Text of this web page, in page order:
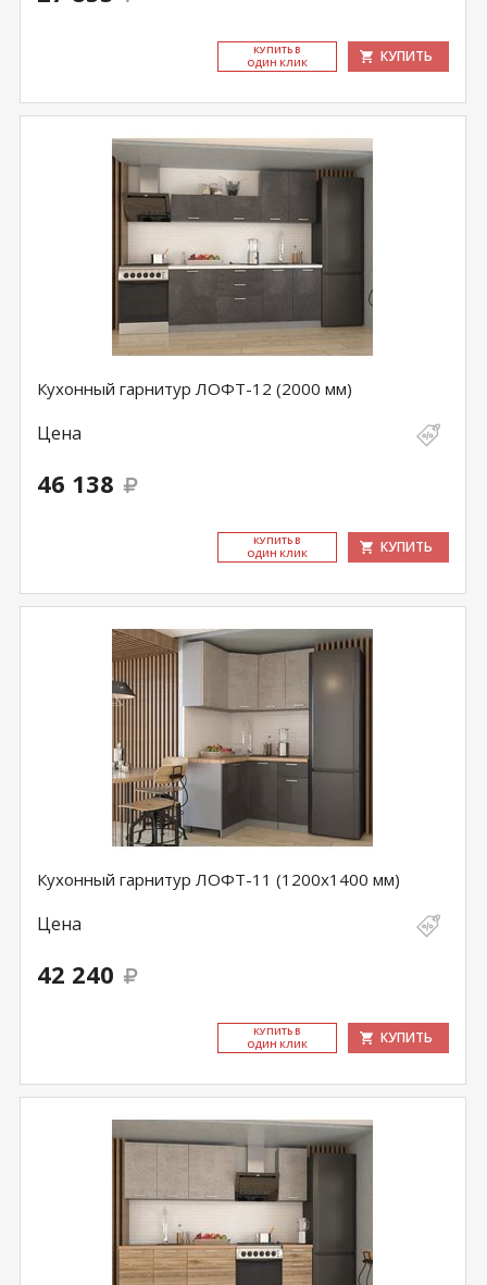
КУ­ПИТЬ В
ОДИН КЛИК
КУПИТЬ
Кухонный гарнитур ЛОФТ-12 (2000 мм)
Цена
46 138
КУ­ПИТЬ В
ОДИН КЛИК
КУПИТЬ
Кухонный гарнитур ЛОФТ-11 (1200х1400 мм)
Цена
42 240
КУ­ПИТЬ В
ОДИН КЛИК
КУПИТЬ